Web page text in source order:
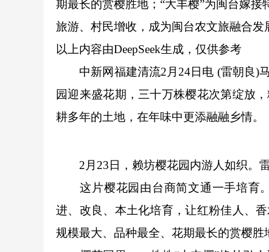
期最长的赏樱胜地；“大丰樱”为闽台嫁
旅游、村民增收，成为闽台农文旅融合发
以上内容由DeepSeek生成，仅供参考
中新网福建清流2月24日电 (雷朝良)马
园迎来盛花期，三十万株樱花次第绽放
耕多年的土地，在年味中更添融融乡情。
2月23日，赖坊樱花园内游人如织。
这片樱花园由台商简文通一手培育。
进、改良、本土化培育，让红粉佳人、
规模最大、品种最全、花期最长的赏樱胜